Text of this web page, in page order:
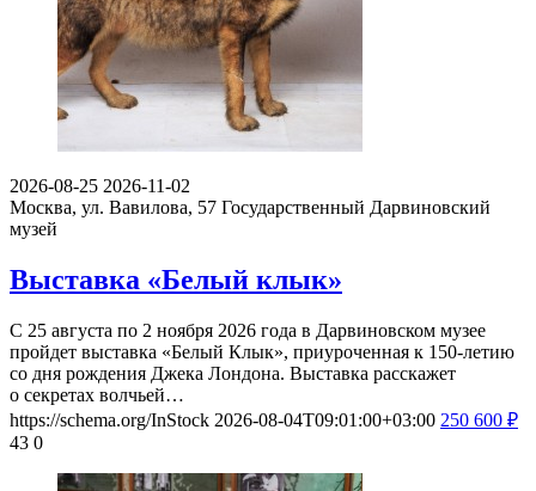
2026-08-25 2026-11-02
Москва, ул. Вавилова, 57 Государственный Дарвиновский
музей
Выставка «Белый клык»
С 25 августа по 2 ноября 2026 года в Дарвиновском музее
пройдет выставка «Белый Клык», приуроченная к 150-летию
со дня рождения Джека Лондона. Выставка расскажет
о секретах волчьей…
https://schema.org/InStock 2026-08-04T09:01:00+03:00 250 600 ₽
43 0